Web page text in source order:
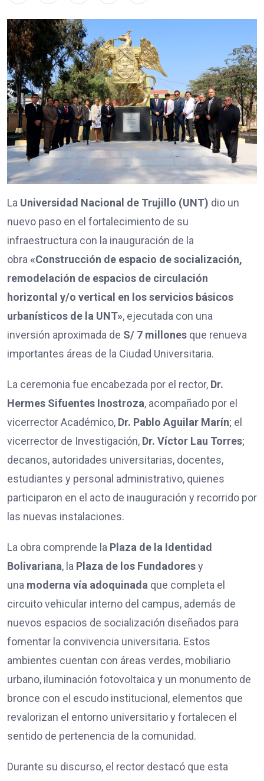
La Universidad Nacional de Trujillo (UNT) dio un
nuevo paso en el fortalecimiento de su
infraestructura con la inauguración de la
obra «Construcción de espacio de socialización,
remodelación de espacios de circulación
horizontal y/o vertical en los servicios básicos
urbanísticos de la UNT», ejecutada con una
inversión aproximada de S/ 7 millones que renueva
importantes áreas de la Ciudad Universitaria.
La ceremonia fue encabezada por el rector, Dr.
Hermes Sifuentes Inostroza, acompañado por el
vicerrector Académico, Dr. Pablo Aguilar Marín; el
vicerrector de Investigación, Dr. Víctor Lau Torres;
decanos, autoridades universitarias, docentes,
estudiantes y personal administrativo, quienes
participaron en el acto de inauguración y recorrido por
las nuevas instalaciones.
La obra comprende la Plaza de la Identidad
Bolivariana, la Plaza de los Fundadoresy
una moderna vía adoquinada que completa el
circuito vehicular interno del campus, además de
nuevos espacios de socialización diseñados para
fomentar la convivencia universitaria. Estos
ambientes cuentan con áreas verdes, mobiliario
urbano, iluminación fotovoltaica y un monumento de
bronce con el escudo institucional, elementos que
revalorizan el entorno universitario y fortalecen el
sentido de pertenencia de la comunidad.
Durante su discurso, el rector destacó que esta